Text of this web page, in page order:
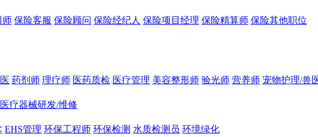
师 保险客服 保险顾问 保险经纪人 保险项目经理 保险精算师 保险其他职位
药剂师 理疗师 医药质检 医疗管理 美容整形师 验光师 营养师 宠物护理/兽
医疗器械研发/维修
EHS管理 环保工程师 环保检测 水质检测员 环境绿化